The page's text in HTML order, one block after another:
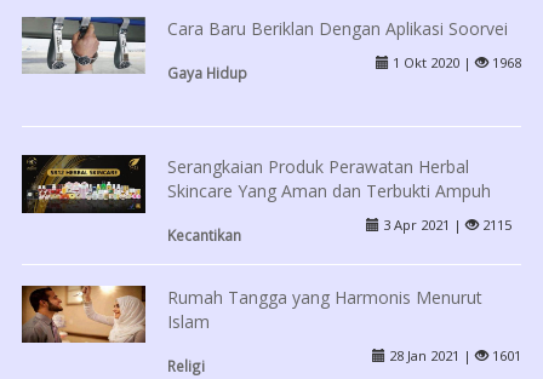
Cara Baru Beriklan Dengan Aplikasi Soorvei
Gaya Hidup
1 Okt 2020 | 1968
Serangkaian Produk Perawatan Herbal
Skincare Yang Aman dan Terbukti Ampuh
Kecantikan
3 Apr 2021 | 2115
Rumah Tangga yang Harmonis Menurut
Islam
Religi
28 Jan 2021 | 1601